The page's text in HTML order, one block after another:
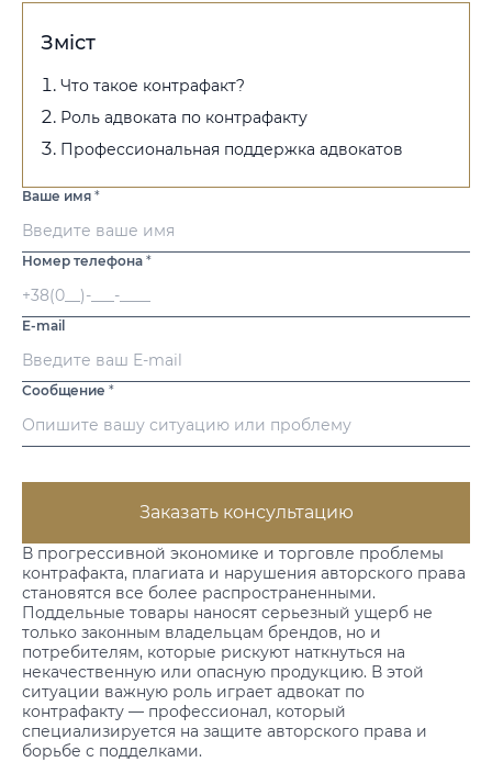
В прогрессивной экономике и торговле проблемы
контрафакта, плагиата и нарушения авторского права
становятся все более распространенными.
Поддельные товары наносят серьезный ущерб не
только законным владельцам брендов, но и
потребителям, которые рискуют наткнуться на
некачественную или опасную продукцию. В этой
ситуации важную роль играет адвокат по
контрафакту — профессионал, который
специализируется на защите авторского права и
борьбе с подделками.
Зміст
Что такое контрафакт?
Роль адвоката по контрафакту
Профессиональная поддержка адвокатов
Ваше имя *
Номер телефона *
E-mail
Сообщение *
Заказать консультацию